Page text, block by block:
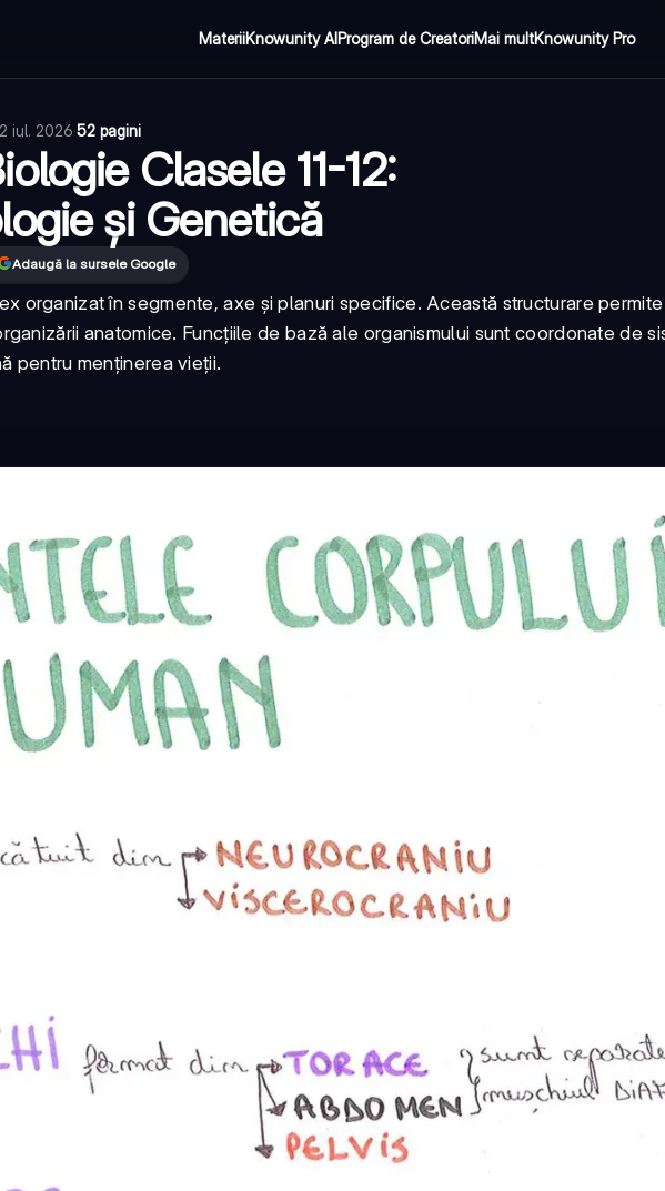
MateriiKnowunity AIProgram de CreatoriMai multKnowunity Pro
iul. 2026·52 pagini
Clasele 11-12:
și Genetică
Adaugă la sursele Google
organizat în segmente, axe și planuri specifice. Această structurare
anatomice. Funcțiile de bază ale organismului sunt coordonate de
pentru menținerea vieții.